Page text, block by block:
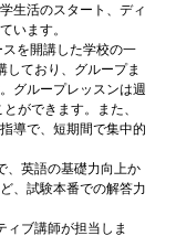
生活のスタート、ディ
います。
を開講した学校の一
しており、グループま
グループレッスンは週
ができます。また、
導で、短期間で集中的
、英語の基礎力向上か
、試験本番での解答力
ィブ講師が担当しま